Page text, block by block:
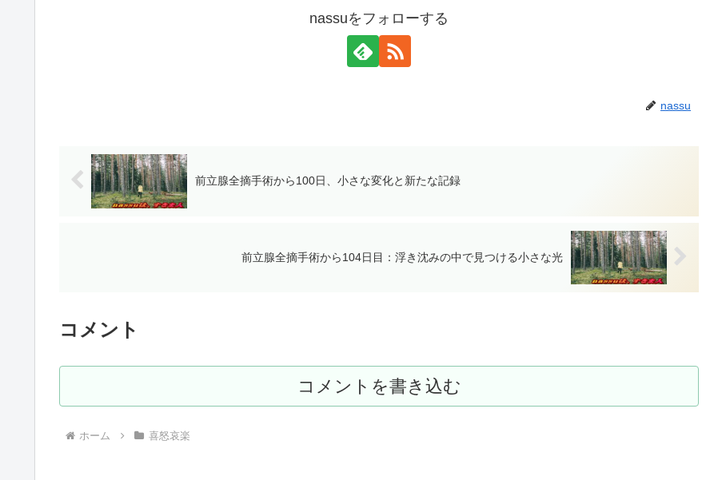
nassuをフォローする
nassu
前立腺全摘手術から100日、小さな変化と新たな記録
前立腺全摘手術から104日目：浮き沈みの中で見つける小さな光
コメント
コメントを書き込む
ホーム 喜怒哀楽